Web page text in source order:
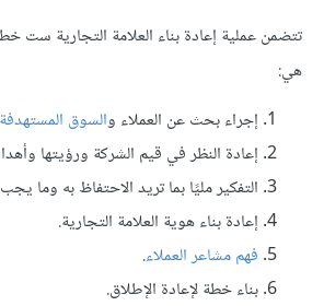
تتضمن عملية إعادة بناء العلامة التجارية ست
هي:
إجراء بحث عن العملاء والسوق المستهدفة
إعادة النظر في قيم الشركة ورؤيتها
التفكير مليًا بما تريد الاحتفاظ به وما
إعادة بناء هوية العلامة التجارية.
فهم مشاعر العملاء.
بناء خطة لإعادة الإطلاق.